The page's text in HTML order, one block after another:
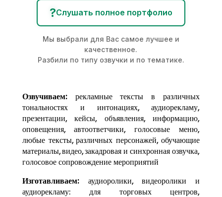
?Слушать полное портфолио
Мы выбрали для Вас самое лучшее и
качественное.
Разбили по типу озвучки и по тематике.
Озвучиваем:рекламные тексты в различных
тональностях и интонациях,аудиорекламу,
презентации, кейсы, объявления, информацию,
оповещения, автоответчики, голосовые меню,
любые тексты, различных персонажей, обучающие
материалы, видео, закадровая и синхронная озвучка,
голосовое сопровождение мероприятий
Изготавливаем:аудиоролики, видеоролики и
аудиорекламу: для торговых центров,